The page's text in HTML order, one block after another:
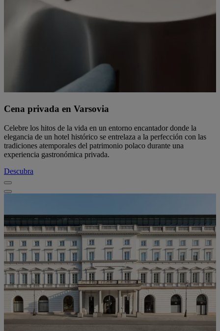
Cena privada en Varsovia
Celebre los hitos de la vida en un entorno encantador donde la
elegancia de un hotel histórico se entrelaza a la perfección con las
tradiciones atemporales del patrimonio polaco durante una
experiencia gastronómica privada.
Descubra